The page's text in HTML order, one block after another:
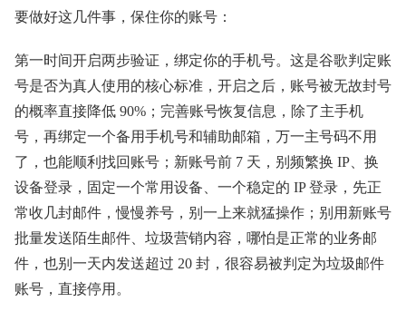
要做好这几件事，保住你的账号：
第一时间开启两步验证，绑定你的手机号。这是谷歌判定账
号是否为真人使用的核心标准，开启之后，账号被无故封号
的概率直接降低 90%；完善账号恢复信息，除了主手机
号，再绑定一个备用手机号和辅助邮箱，万一主号码不用
了，也能顺利找回账号；新账号前 7 天，别频繁换 IP、换
设备登录，固定一个常用设备、一个稳定的 IP 登录，先正
常收几封邮件，慢慢养号，别一上来就猛操作；别用新账号
批量发送陌生邮件、垃圾营销内容，哪怕是正常的业务邮
件，也别一天内发送超过 20 封，很容易被判定为垃圾邮件
账号，直接停用。